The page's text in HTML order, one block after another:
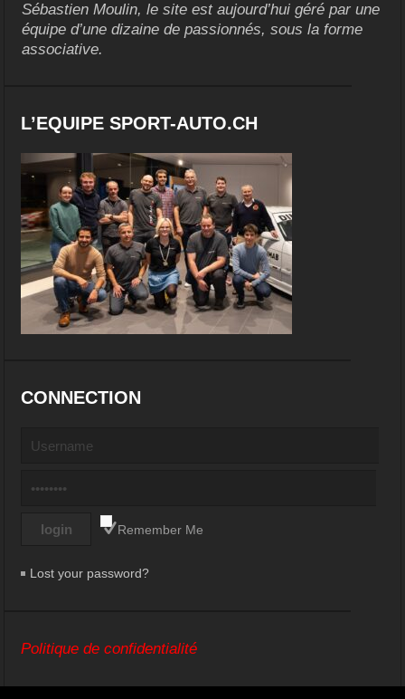
Sébastien Moulin, le site est aujourd’hui géré par une
équipe d’une dizaine de passionnés, sous la forme
associative.
L’EQUIPE SPORT-AUTO.CH
CONNECTION
Remember Me
Lost your password?
Politique de confidentialité